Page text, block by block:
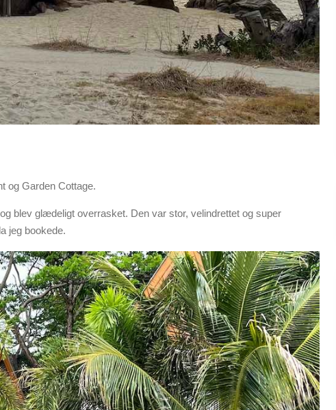
og Garden Cottage.
blev glædeligt overrasket. Den var stor, velindrettet og super
jeg bookede.